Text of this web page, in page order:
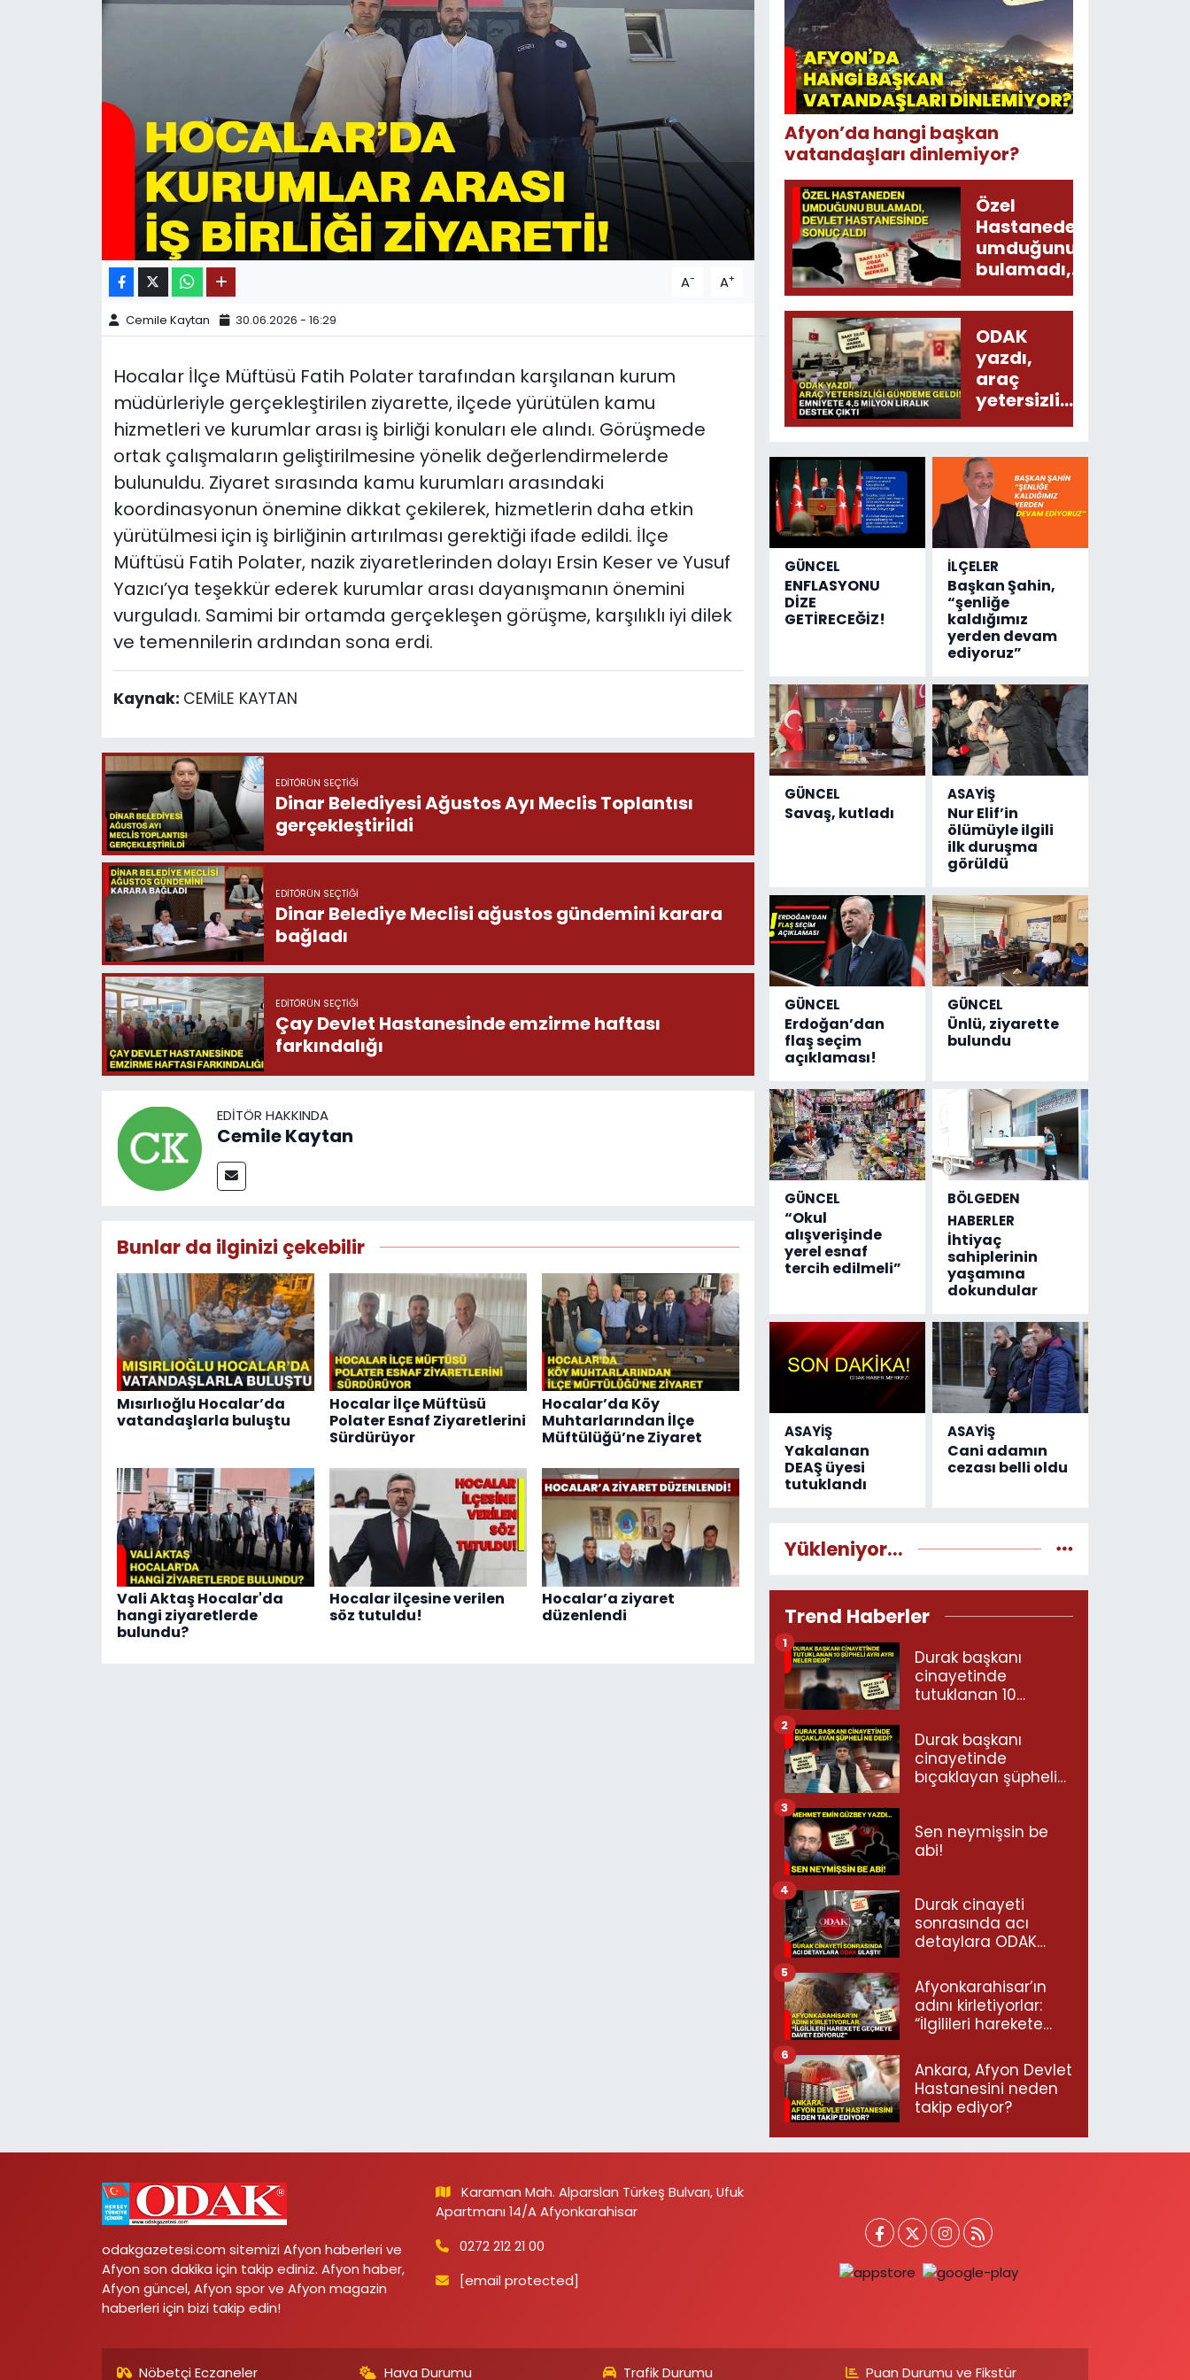
A- A+
Cemile Kaytan 30.06.2026 - 16:29
Hocalar İlçe Müftüsü Fatih Polater tarafından karşılanan kurum
müdürleriyle gerçekleştirilen ziyarette, ilçede yürütülen kamu
hizmetleri ve kurumlar arası iş birliği konuları ele alındı. Görüşmede
ortak çalışmaların geliştirilmesine yönelik değerlendirmelerde
bulunuldu. Ziyaret sırasında kamu kurumları arasındaki
koordinasyonun önemine dikkat çekilerek, hizmetlerin daha etkin
yürütülmesi için iş birliğinin artırılması gerektiği ifade edildi. İlçe
Müftüsü Fatih Polater, nazik ziyaretlerinden dolayı Ersin Keser ve Yusuf
Yazıcı’ya teşekkür ederek kurumlar arası dayanışmanın önemini
vurguladı. Samimi bir ortamda gerçekleşen görüşme, karşılıklı iyi dilek
ve temennilerin ardından sona erdi.
Kaynak: CEMİLE KAYTAN
EDITÖRÜN SEÇTIĞI
Dinar Belediyesi Ağustos Ayı Meclis Toplantısı
gerçekleştirildi
EDITÖRÜN SEÇTIĞI
Dinar Belediye Meclisi ağustos gündemini karara
bağladı
EDITÖRÜN SEÇTIĞI
Çay Devlet Hastanesinde emzirme haftası
farkındalığı
EDITÖR HAKKINDA
Cemile Kaytan
Bunlar da ilginizi çekebilir
Mısırlıoğlu Hocalar’da
vatandaşlarla buluştu
Hocalar İlçe Müftüsü
Polater Esnaf Ziyaretlerini
Sürdürüyor
Hocalar’da Köy
Muhtarlarından İlçe
Müftülüğü’ne Ziyaret
Vali Aktaş Hocalar'da
hangi ziyaretlerde
bulundu?
Hocalar ilçesine verilen
söz tutuldu!
Hocalar’a ziyaret
düzenlendi
Afyon’da hangi başkan
vatandaşları dinlemiyor?
Özel
Hastaneden
umduğunu
bulamadı,
Devlet
Hastanesinde
sonuç aldı
ODAK
yazdı,
araç
yetersizliği
gündeme
Emniyete
4,5 milyon
liralık
destek
çıktı
GÜNCEL
ENFLASYONU
DİZE
GETİRECEĞİZ!
İLÇELER
Başkan Şahin,
“şenliğe
kaldığımız
yerden devam
ediyoruz”
GÜNCEL
Savaş, kutladı
ASAYİŞ
Nur Elif’in
ölümüyle ilgili
ilk duruşma
görüldü
GÜNCEL
Erdoğan’dan
flaş seçim
açıklaması!
GÜNCEL
Ünlü, ziyarette
bulundu
GÜNCEL
“Okul
alışverişinde
yerel esnaf
tercih edilmeli”
BÖLGEDEN
HABERLER
İhtiyaç
sahiplerinin
yaşamına
dokundular
ASAYİŞ
Yakalanan
DEAŞ üyesi
tutuklandı
ASAYİŞ
Cani adamın
cezası belli oldu
Yükleniyor...
Trend Haberler
Durak başkanı
cinayetinde
tutuklanan 10
neler dedi?
1
Durak başkanı
cinayetinde
bıçaklayan şüpheli
2
Sen neymişsin be
abi!
3
Durak cinayeti
sonrasında acı
detaylara ODAK
4
Afyonkarahisar’ın
adını kirletiyorlar:
“İlgilileri harekete
ediyoruz”
5
Ankara, Afyon Devlet
Hastanesini neden
takip ediyor?
6
odakgazetesi.com sitemizi Afyon haberleri ve
Afyon son dakika için takip ediniz. Afyon haber,
Afyon güncel, Afyon spor ve Afyon magazin
haberleri için bizi takip edin!
Karaman Mah. Alparslan Türkeş Bulvarı, Ufuk
Apartmanı 14/A Afyonkarahisar
0272 212 21 00
[email protected]
Nöbetçi Eczaneler Hava Durumu Trafik Durumu Puan Durumu ve Fikstür